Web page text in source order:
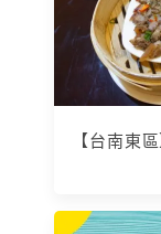
【台南東